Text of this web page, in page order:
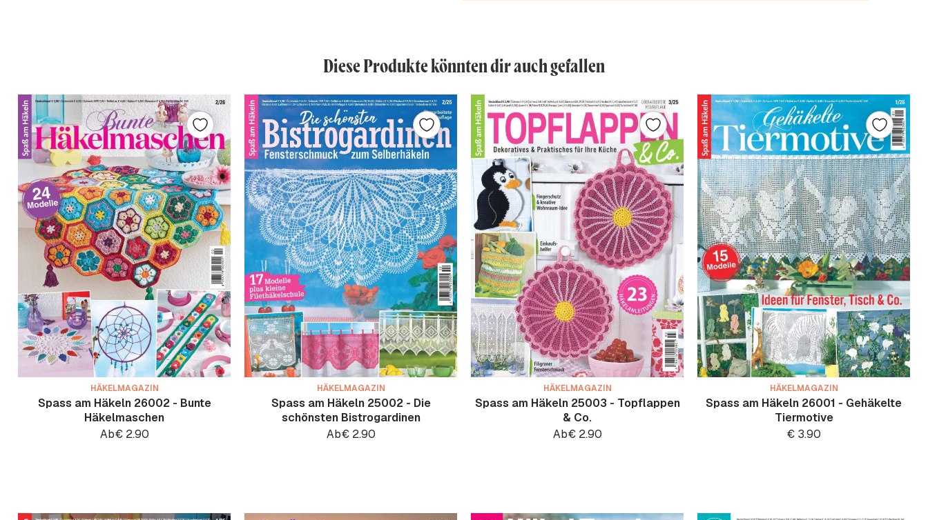
Diese Produkte könnten dir auch gefallen
HÄKELMAGAZIN
Spass am Häkeln 26002 - Bunte
Häkelmaschen
Ab€2.90
HÄKELMAGAZIN
Spass am Häkeln 25002 - Die
schönsten Bistrogardinen
Ab€2.90
HÄKELMAGAZIN
Spass am Häkeln 25003 - Topflappen
& Co.
Ab€2.90
HÄKELMAGAZIN
Spass am Häkeln 26001 - Gehäkelte
Tiermotive
€ 3.90